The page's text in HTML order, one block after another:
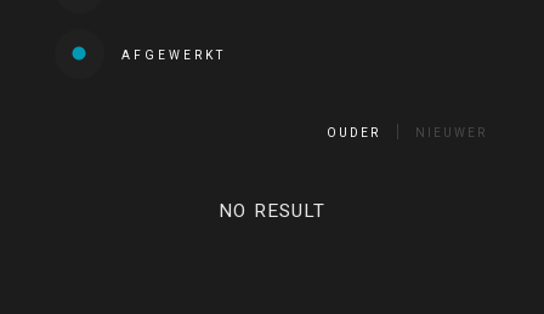
AFGEWERKT
OUDER NIEUWER
NO RESULT